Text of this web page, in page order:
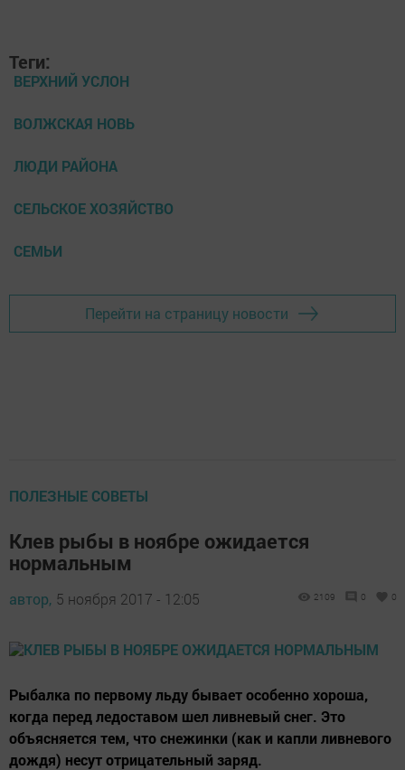
Теги:
ВЕРХНИЙ УСЛОН
ВОЛЖСКАЯ НОВЬ
ЛЮДИ РАЙОНА
СЕЛЬСКОЕ ХОЗЯЙСТВО
СЕМЬИ
Перейти на страницу новости
ПОЛЕЗНЫЕ СОВЕТЫ
Клев рыбы в ноябре ожидается
нормальным
автор, 5 ноября 2017 - 12:05 2109 0 0
Рыбалка по первому льду бывает особенно хороша,
когда перед ледоставом шел ливневый снег. Это
объясняется тем, что снежинки (как и капли ливневого
дождя) несут отрицательный заряд.